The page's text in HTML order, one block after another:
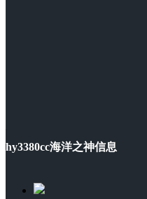
hy3380cc海洋之神信息